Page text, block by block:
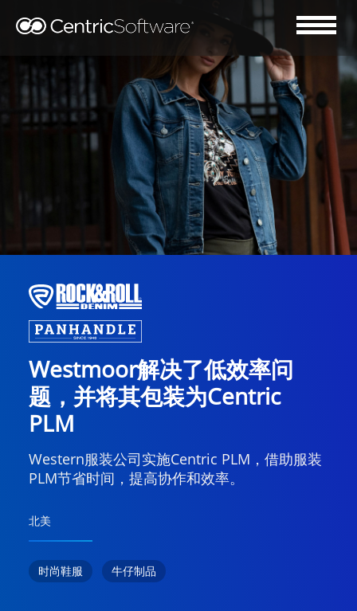
Westmoor解决了低效率问
题，并将其包装为Centric
PLM
Western服装公司实施Centric PLM，借助服装
PLM节省时间，提高协作和效率。
北美
时尚鞋服 牛仔制品